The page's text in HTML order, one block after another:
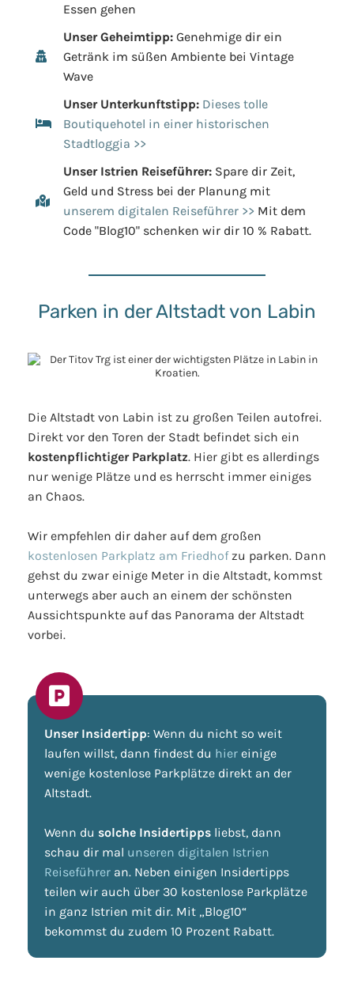
Essen gehen
Unser Geheimtipp: Genehmige dir ein
Getränk im süßen Ambiente bei Vintage
Wave
Unser Unterkunftstipp: Dieses tolle
Boutiquehotel in einer historischen
Stadtloggia >>
Unser Istrien Reiseführer: Spare dir Zeit,
Geld und Stress bei der Planung mit
unserem digitalen Reiseführer >> Mit dem
Code "Blog10" schenken wir dir 10 % Rabatt.
Parken in der Altstadt von Labin
Die Altstadt von Labin ist zu großen Teilen autofrei.
Direkt vor den Toren der Stadt befindet sich ein
kostenpflichtiger Parkplatz. Hier gibt es allerdings
nur wenige Plätze und es herrscht immer einiges
an Chaos.
Wir empfehlen dir daher auf dem großen
kostenlosen Parkplatz am Friedhofzu parken. Dann
gehst du zwar einige Meter in die Altstadt, kommst
unterwegs aber auch an einem der schönsten
Aussichtspunkte auf das Panorama der Altstadt
vorbei.
Unser Insidertipp: Wenn du nicht so weit
laufen willst, dann findest du hier einige
wenige kostenlose Parkplätze direkt an der
Altstadt.
Wenn du solche Insidertipps liebst, dann
schau dir mal unseren digitalen Istrien
Reiseführer an. Neben einigen Insidertipps
teilen wir auch über 30 kostenlose Parkplätze
in ganz Istrien mit dir. Mit „Blog10“
bekommst du zudem 10 Prozent Rabatt.